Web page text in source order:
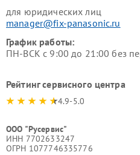
для юридических лиц
manager@fix-panasonic.ru
График работы:
ПН-ВСК с 9:00 до 21:00 без
Рейтинг сервисного центра
4.9-5.0
ООО "Русервис"
ИНН 7702633247
ОГРН 1077746335776